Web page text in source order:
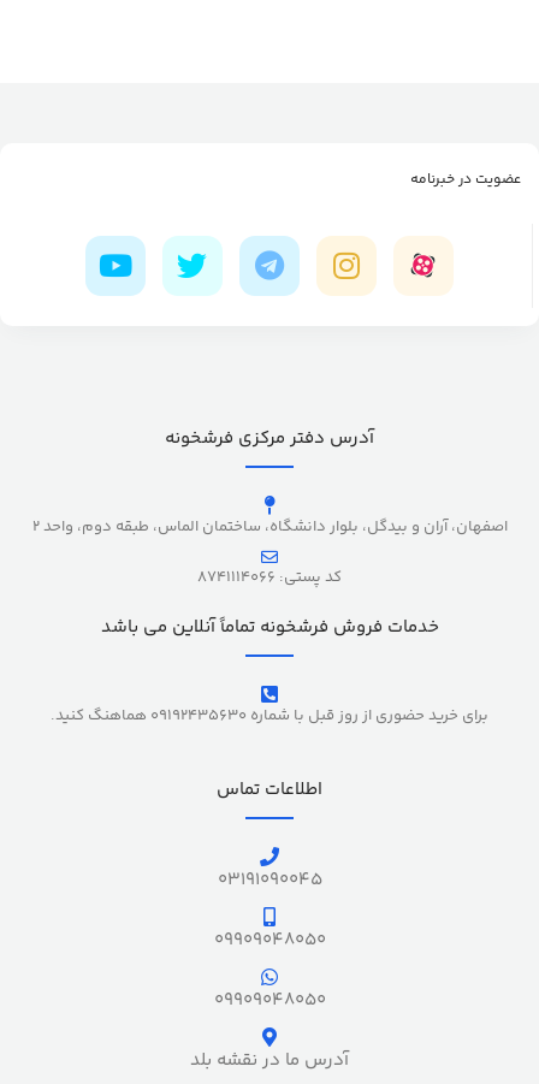
عضویت در خبرنامه
آدرس دفتر مرکزی فرشخونه
اصفهان، آران و بیدگل، بلوار دانشگاه، ساختمان الماس، طبقه دوم، واحد 2
کد پستی: 8741114066
خدمات فروش فرشخونه تماماً آنلاین می باشد
برای خرید حضوری از روز قبل با شماره 09192435630 هماهنگ کنید.
اطلاعات تماس
03191090045
09909048050
09909048050
آدرس ما در نقشه بلد